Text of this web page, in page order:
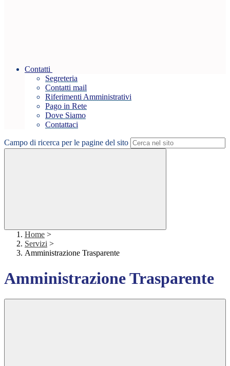
Contatti
Segreteria
Contatti mail
Riferimenti Amministrativi
Pago in Rete
Dove Siamo
Contattaci
Campo di ricerca per le pagine del sito
Home >
Servizi >
Amministrazione Trasparente
Amministrazione Trasparente